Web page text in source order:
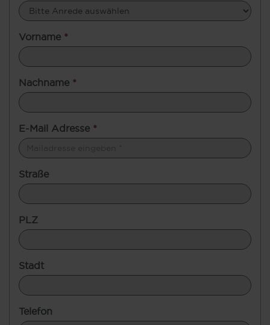
Vorname *
Nachname *
E-Mail Adresse *
Straße
PLZ
Stadt
Telefon